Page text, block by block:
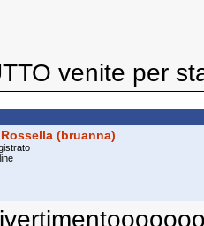
venite per
(bruanna)